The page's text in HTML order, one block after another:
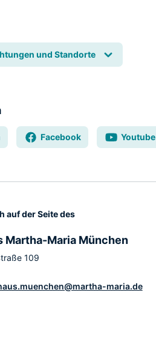
und Standorte
Facebook Youtube
auf der Seite des
Martha-Maria München
109
maria.de